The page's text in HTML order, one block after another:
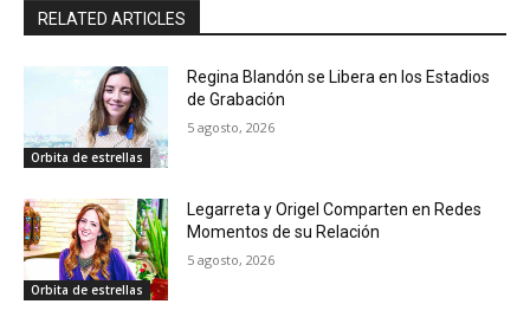
RELATED ARTICLES
Orbita de estrellas
Regina Blandón se Libera en los Estadios
de Grabación
5 agosto, 2026
Orbita de estrellas
Legarreta y Origel Comparten en Redes
Momentos de su Relación
5 agosto, 2026